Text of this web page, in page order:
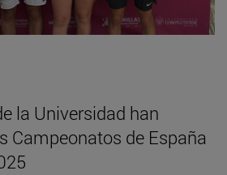
la Universidad han
Campeonatos de España